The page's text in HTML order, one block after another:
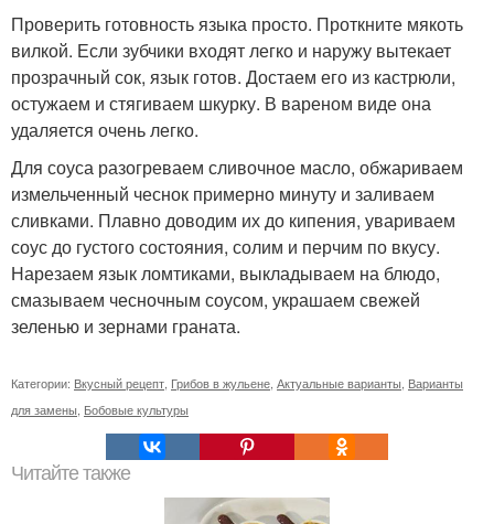
Проверить готовность языка просто. Проткните мякоть
вилкой. Если зубчики входят легко и наружу вытекает
прозрачный сок, язык готов. Достаем его из кастрюли,
остужаем и стягиваем шкурку. В вареном виде она
удаляется очень легко.
Для соуса разогреваем сливочное масло, обжариваем
измельченный чеснок примерно минуту и заливаем
сливками. Плавно доводим их до кипения, увариваем
соус до густого состояния, солим и перчим по вкусу.
Нарезаем язык ломтиками, выкладываем на блюдо,
смазываем чесночным соусом, украшаем свежей
зеленью и зернами граната.
Категории: Вкусный рецепт Грибов в жульене Актуальные варианты Варианты
для замены Бобовые культуры
Читайте также